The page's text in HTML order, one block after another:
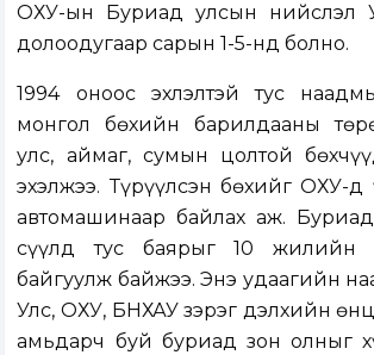
ОХУ-ын Буриад улсын нийслэл
долоодугаар сарын 1-5-нд болно.
1994 оноос эхлэлтэй тус
монгол бөхийн барилдааны
улс, аймаг, сумын цолтой
эхэлжээ. Түрүүлсэн бөхийг ОХУ-д
автомашинаар байлах аж.
сүүлд тус баярыг 10 жилийн
байгуулж байжээ. Энэ удаагийн
Улс, ОХУ, БНХАУ зэрэг дэлхийн
амьдарч буй буриад зон олныг